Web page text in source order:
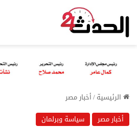
الرئيسية/أخبار مصر
أخبار مصر
سياسة وبرلمان